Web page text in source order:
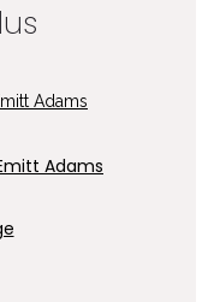
Adams
Adams